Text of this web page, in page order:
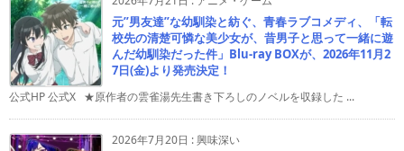
元”男友達”な幼馴染と紡ぐ、青春ラブコメディ、「転
校先の清楚可憐な美少女が、昔男子と思って一緒に遊
んだ幼馴染だった件」Blu-ray BOXが、2026年11月2
7日(金)より発売決定！
公式HP 公式X ★原作者の雲雀湯先生書き下ろしのノベルを収録した ...
2026年7月20日 :興味深い